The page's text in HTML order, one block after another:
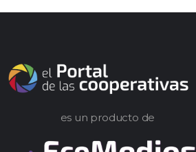
es un producto de